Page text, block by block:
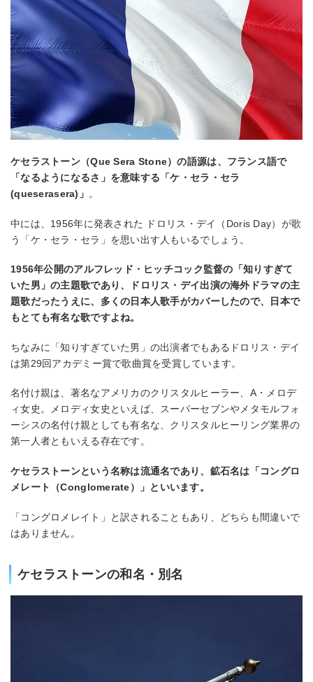
ケセラストーン（Que Sera Stone）の語源は、フランス語で
「なるようになるさ」を意味する「ケ・セラ・セラ
(queserasera)」 。
中には、1956年に発表された ドロリス・デイ（Doris Day）が歌
う「ケ・セラ・セラ」を思い出す人もいるでしょう。
1956年公開のアルフレッド・ヒッチコック監督の「知りすぎて
いた男」の主題歌であり、ドロリス・デイ出演の海外ドラマの主
題歌だったうえに、多くの日本人歌手がカバーしたので、日本で
もとても有名な歌ですよね。
ちなみに「知りすぎていた男」の出演者でもあるドロリス・デイ
は第29回アカデミー賞で歌曲賞を受賞しています。
名付け親は、著名なアメリカのクリスタルヒーラー、A・メロデ
ィ女史。メロディ女史といえば、スーパーセブンやメタモルフォ
ーシスの名付け親としても有名な、クリスタルヒーリング業界の
第一人者ともいえる存在です。
ケセラストーンという名称は流通名であり、鉱石名は「コングロ
メレート（Conglomerate）」といいます。
「コングロメレイト」と訳されることもあり、どちらも間違いで
はありません。
ケセラストーンの和名・別名